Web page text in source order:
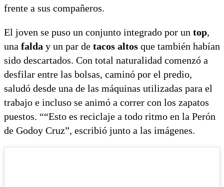
frente a sus compañeros.
El joven se puso un conjunto integrado por un top,
una falda y un par de tacos altos que también habían
sido descartados. Con total naturalidad comenzó a
desfilar entre las bolsas, caminó por el predio,
saludó desde una de las máquinas utilizadas para el
trabajo e incluso se animó a correr con los zapatos
puestos. ““Esto es reciclaje a todo ritmo en la Perón
de Godoy Cruz”, escribió junto a las imágenes.